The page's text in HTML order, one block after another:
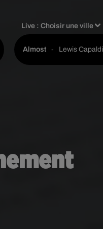
Live :Choisir une ville
Almost - Lewis Capaldi